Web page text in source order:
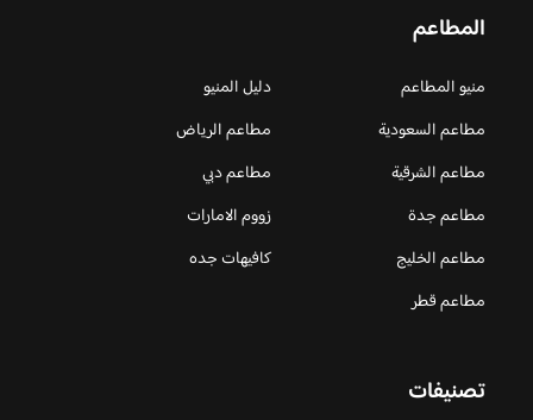
المطاعم
منيو المطاعم
دليل المنيو
مطاعم السعودية
مطاعم الرياض
مطاعم الشرقية
مطاعم دبي
مطاعم جدة
زووم الامارات
مطاعم الخليج
كافيهات جده
مطاعم قطر
تصنيفات